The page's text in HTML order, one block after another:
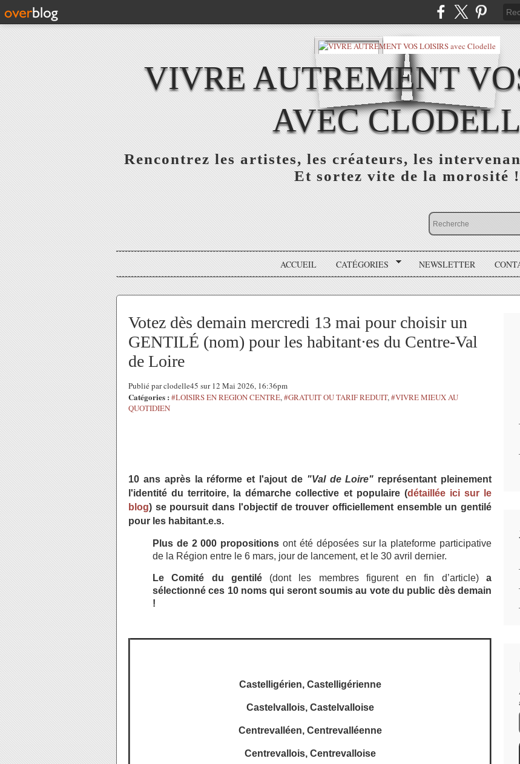
VIVRE AUTREMENT
AVEC
Rencontrez les artistes, les créateurs, les
Et sortez vite de la morosité !
ACCUEIL CATÉGORIES NEWSLETTER
Votez dès demain mercredi 13 mai pour choisir un
GENTILÉ (nom) pour les habitant∙es du Centre-Val
de Loire
Publié par clodelle45 sur 12 Mai 2026, 16:36pm
Catégories : #LOISIRS EN REGION CENTRE,#GRATUIT OU TARIF REDUIT,#VIVRE MIEUX AU
QUOTIDIEN
10 ans après la réforme et l'ajout de "Val de Loire" représentant pleinement
l'identité du territoire, la démarche collective et populaire (détaillée ici sur le
blog) se poursuit dans l'objectif de trouver officiellement ensemble un gentilé
pour les habitant.e.s.
Plus de 2 000 propositions ont été déposées sur la plateforme participative
de la Région entre le 6 mars, jour de lancement, et le 30 avril dernier.
Le Comité du gentilé(dont les membres figurent en fin d’article)a
sélectionné ces 10 noms qui seront soumis au vote du public dès demain
!
Castelligérien, Castelligérienne
Castelvallois, Castelvalloise
Centrevalléen, Centrevalléenne
Centrevallois, Centrevalloise